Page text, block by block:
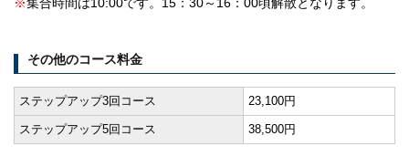
その他のコース料金
ステップアップ3回コース 23,100円
ステップアップ5回コース 38,500円